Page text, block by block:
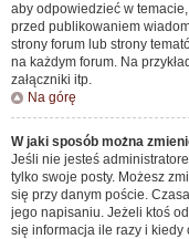
aby odpowiedzieć w
przed publikowaniem
strony forum lub strony
na każdym forum. Na
załączniki itp.
Na górę
W jaki sposób można
Jeśli nie jesteś
tylko swoje posty. Możesz
się przy danym poście.
jego napisaniu. Jeżeli ktoś
się informacja ile razy i kiedy